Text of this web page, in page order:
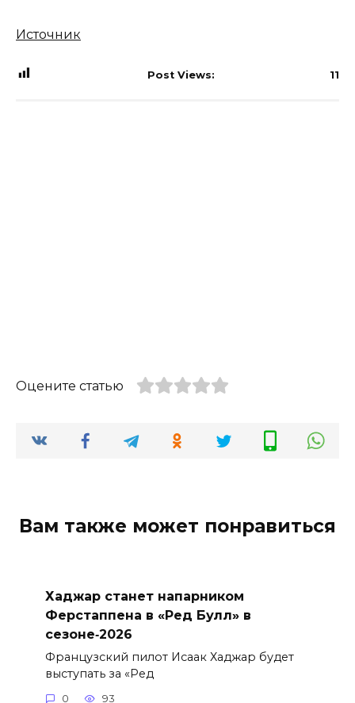
Источник
Post Views: 11
Оцените статью
Вам также может понравиться
Хаджар станет напарником
Ферстаппена в «Ред Булл» в
сезоне‑2026
Французский пилот Исаак Хаджар будет
выступать за «Ред
0 93